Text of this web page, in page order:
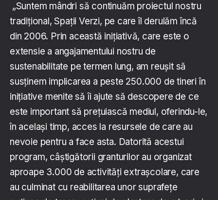
„Suntem mândri să continuăm proiectul nostru
tradiţional, Spaţii Verzi, pe care îl derulăm încă
din 2006. Prin această iniţiativă, care este o
extensie a angajamentului nostru de
sustenabilitate pe termen lung, am reuşit să
susţinem implicarea a peste 250.000 de tineri în
iniţiative menite să îi ajute să descopere de ce
este important să preţuiască mediul, oferindu-le,
în acelaşi timp, acces la resursele de care au
nevoie pentru a face asta. Datorită acestui
program, câştigătorii granturilor au organizat
aproape 3.000 de activităţi extraşcolare, care
au culminat cu reabilitarea unor suprafeţe